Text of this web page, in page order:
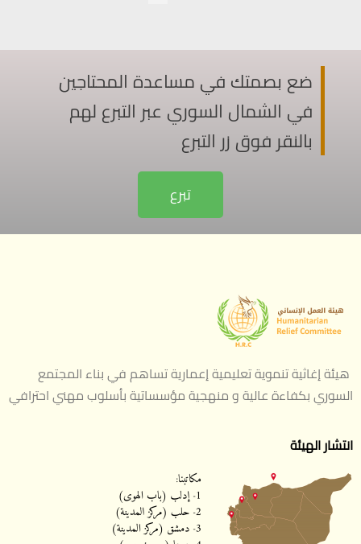
ضع بصمتك في مساعدة المحتاجين
في الشمال السوري عبر التبرع لهم
بالنقر فوق زر التبرع
تبرع
هيئة إغاثية تنموية تعليمية إعمارية تساهم في بناء المجتمع
السوري بكفاءة عالية و منهجية مؤسساتية بأسلوب مهني احترافي
انتشار الهيئة